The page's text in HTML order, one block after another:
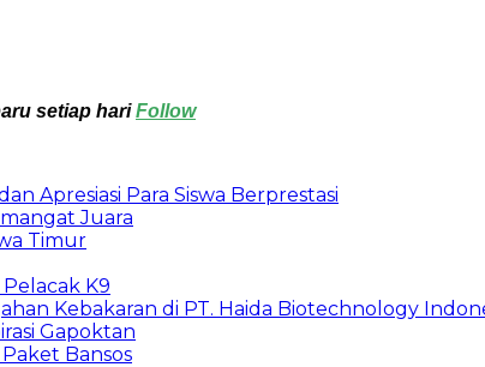
setiap hariFollow
Apresiasi Para Siswa Berprestasi
Juara
Timur
K9
Kebakaran di PT. Haida Biotechnology
Gapoktan
Bansos